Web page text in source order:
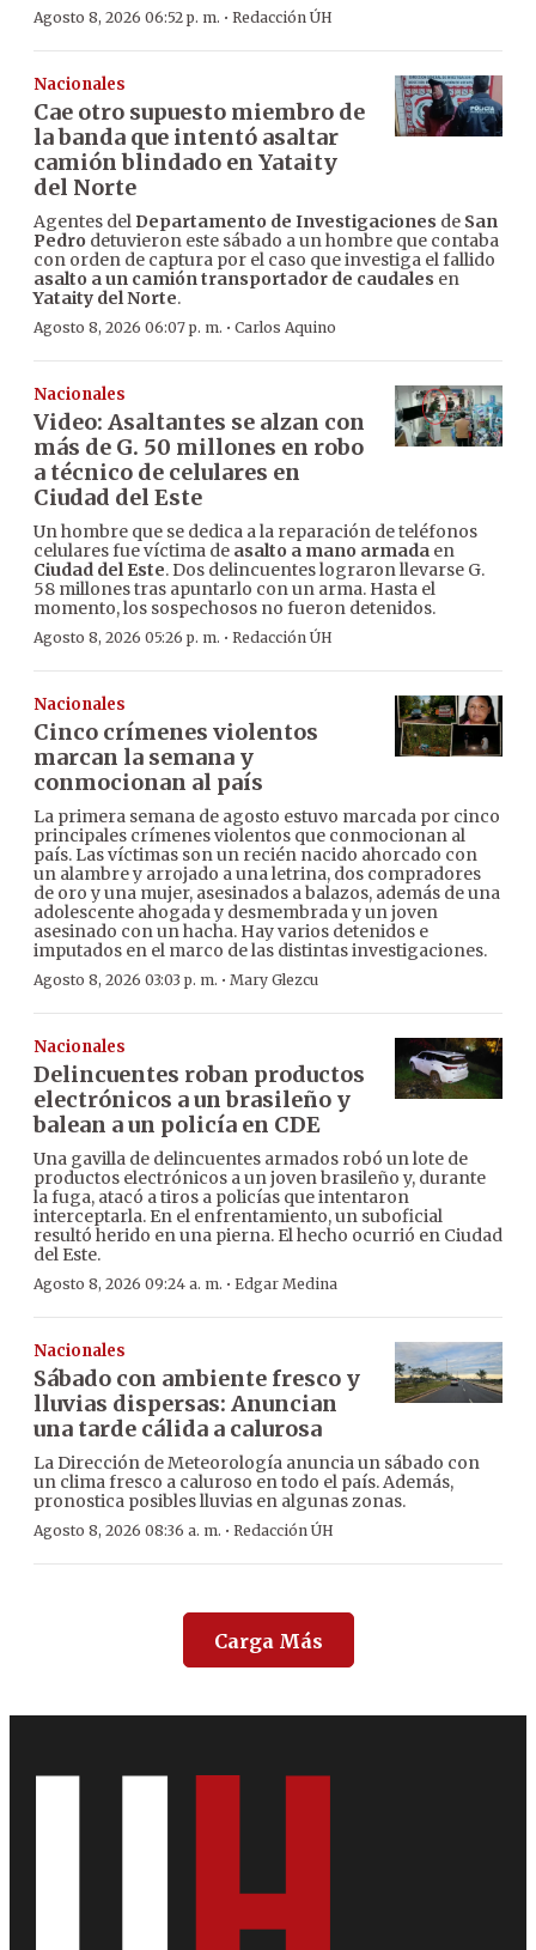
Agosto 8, 2026 06:52 p. m. · Redacción ÚH
Nacionales
Cae otro supuesto miembro de
la banda que intentó asaltar
camión blindado en Yataity
del Norte
Agentes del Departamento de Investigaciones de San
Pedro detuvieron este sábado a un hombre que contaba
con orden de captura por el caso que investiga el fallido
asalto a un camión transportador de caudales en
Yataity del Norte.
Agosto 8, 2026 06:07 p. m. · Carlos Aquino
Nacionales
Video: Asaltantes se alzan con
más de G. 50 millones en robo
a técnico de celulares en
Ciudad del Este
Un hombre que se dedica a la reparación de teléfonos
celulares fue víctima de asalto a mano armada en
Ciudad del Este. Dos delincuentes lograron llevarse G.
58 millones tras apuntarlo con un arma. Hasta el
momento, los sospechosos no fueron detenidos.
Agosto 8, 2026 05:26 p. m. · Redacción ÚH
Nacionales
Cinco crímenes violentos
marcan la semana y
conmocionan al país
La primera semana de agosto estuvo marcada por cinco
principales crímenes violentos que conmocionan al
país. Las víctimas son un recién nacido ahorcado con
un alambre y arrojado a una letrina, dos compradores
de oro y una mujer, asesinados a balazos, además de una
adolescente ahogada y desmembrada y un joven
asesinado con un hacha. Hay varios detenidos e
imputados en el marco de las distintas investigaciones.
Agosto 8, 2026 03:03 p. m. · Mary Glezcu
Nacionales
Delincuentes roban productos
electrónicos a un brasileño y
balean a un policía en CDE
Una gavilla de delincuentes armados robó un lote de
productos electrónicos a un joven brasileño y, durante
la fuga, atacó a tiros a policías que intentaron
interceptarla. En el enfrentamiento, un suboficial
resultó herido en una pierna. El hecho ocurrió en Ciudad
del Este.
Agosto 8, 2026 09:24 a. m. · Edgar Medina
Nacionales
Sábado con ambiente fresco y
lluvias dispersas: Anuncian
una tarde cálida a calurosa
La Dirección de Meteorología anuncia un sábado con
un clima fresco a caluroso en todo el país. Además,
pronostica posibles lluvias en algunas zonas.
Agosto 8, 2026 08:36 a. m. · Redacción ÚH
Carga Más